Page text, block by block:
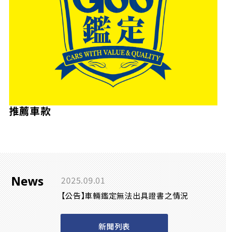
推薦車款
News 2025.09.01
【公告】車輛鑑定無法出具證書之情況
新聞列表